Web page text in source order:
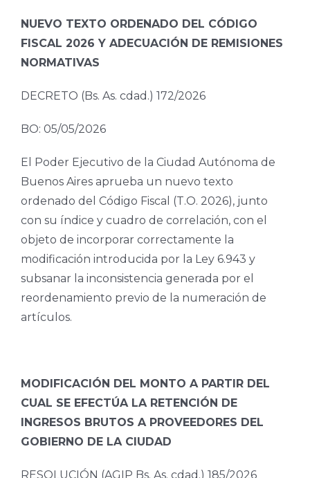
NUEVO TEXTO ORDENADO DEL CÓDIGO
FISCAL 2026 Y ADECUACIÓN DE REMISIONES
NORMATIVAS
DECRETO (Bs. As. cdad.) 172/2026
BO: 05/05/2026
El Poder Ejecutivo de la Ciudad Autónoma de
Buenos Aires aprueba un nuevo texto
ordenado del Código Fiscal (T.O. 2026), junto
con su índice y cuadro de correlación, con el
objeto de incorporar correctamente la
modificación introducida por la Ley 6.943 y
subsanar la inconsistencia generada por el
reordenamiento previo de la numeración de
artículos.
MODIFICACIÓN DEL MONTO A PARTIR DEL
CUAL SE EFECTÚA LA RETENCIÓN DE
INGRESOS BRUTOS A PROVEEDORES DEL
GOBIERNO DE LA CIUDAD
RESOLUCIÓN (AGIP Bs. As. cdad.) 185/2026